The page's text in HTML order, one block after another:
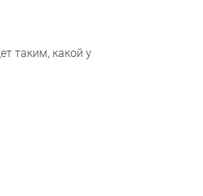
таким, какой у